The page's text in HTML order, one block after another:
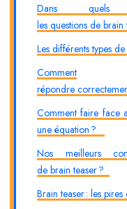
Dans quels
les questions de brain
Les différents types
Comment
répondre
Comment faire face
une équation ?
Nos meilleurs
de brain teaser ?
Brain teaser : les